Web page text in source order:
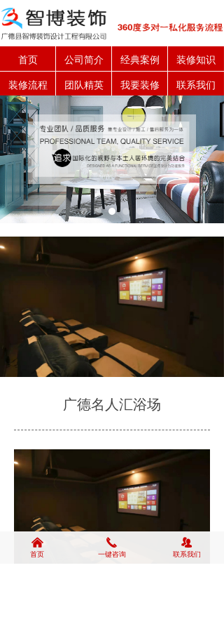
首页 公司简介 经典案例
装修知识
装修流程
团队精英 我要装修 联系我们
广德名人汇浴场
낀
首页
끅
一键咨询
뀡
联系我们